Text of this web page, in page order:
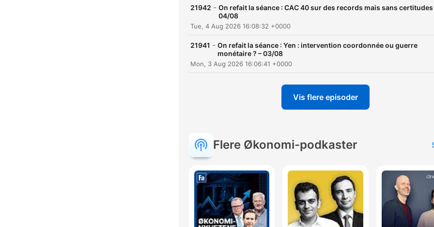
21942 - On refait la séance : CAC 40 sur des records mais sans certitudes
04/08
Tue, 4 Aug 2026 16:08:32 +0000
21941 - On refait la séance : Yen : intervention coordonnée ou guerre
monétaire ? – 03/08
Mon, 3 Aug 2026 16:06:41 +0000
Vis flere episoder
Flere Økonomi-podkaster